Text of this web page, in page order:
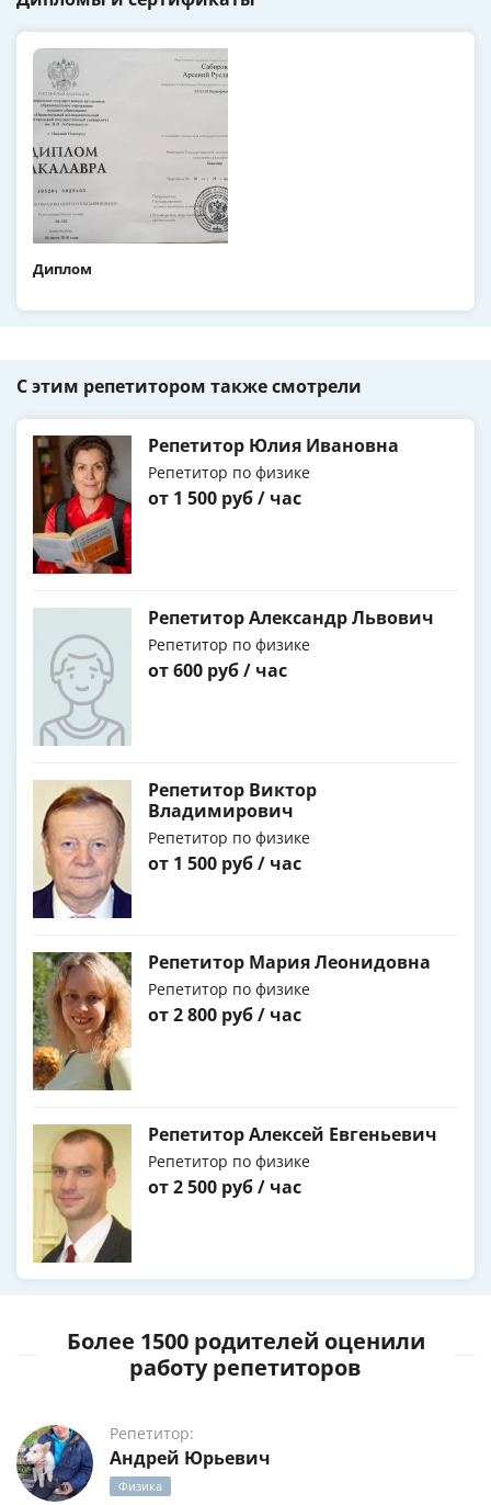
Диплом
С этим репетитором также смотрели
Репетитор Юлия Ивановна
Репетитор по физике
от 1 500 руб / час
Репетитор Александр Львович
Репетитор по физике
от 600 руб / час
Репетитор Виктор
Владимирович
Репетитор по физике
от 1 500 руб / час
Репетитор Мария Леонидовна
Репетитор по физике
от 2 800 руб / час
Репетитор Алексей Евгеньевич
Репетитор по физике
от 2 500 руб / час
Более 1500 родителей оценили
работу репетиторов
Репетитор:
Андрей Юрьевич
Физика